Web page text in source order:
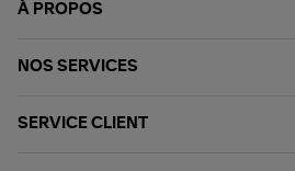
À PROPOS
NOS SERVICES
SERVICE CLIENT